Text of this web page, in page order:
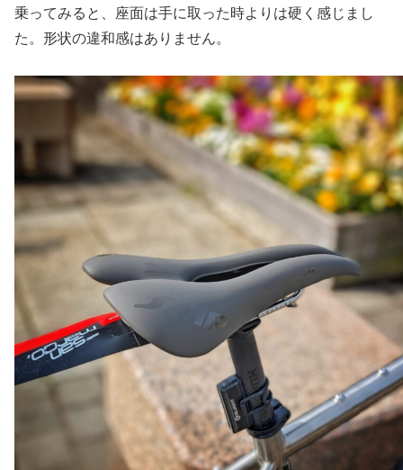
乗ってみると、座面は手に取った時よりは硬く感じまし
た。形状の違和感はありません。